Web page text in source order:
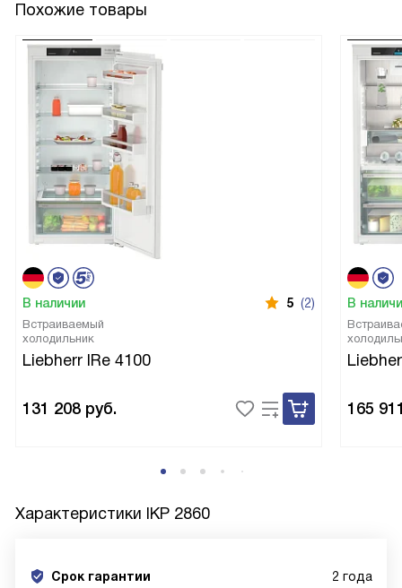
Похожие товары
В наличии 5 (2)
Встраиваемый
холодильник
Liebherr IRe 4100
131 208 руб.
В
165
Характеристики IKP 2860
Срок гарантии 2 года